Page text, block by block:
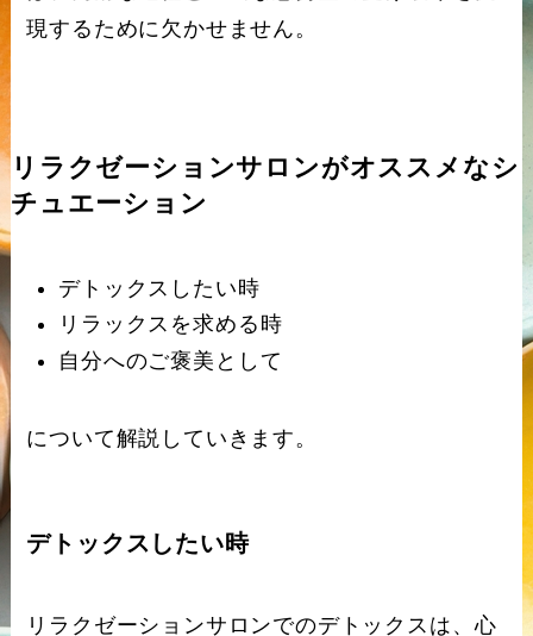
現するために欠かせません。
リラクゼーションサロンがオススメなシ
チュエーション
デトックスしたい時
リラックスを求める時
自分へのご褒美として
について解説していきます。
デトックスしたい時
リラクゼーションサロンでのデトックスは、心